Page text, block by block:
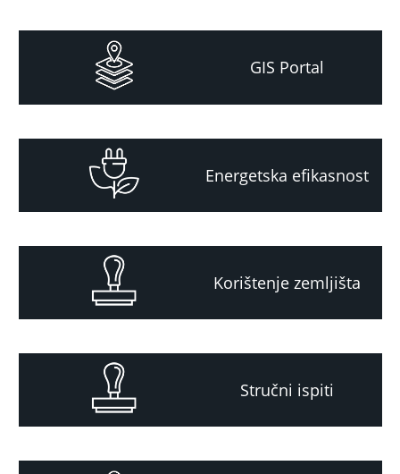
GIS Portal
Energetska efikasnost
Korištenje zemljišta
Stručni ispiti